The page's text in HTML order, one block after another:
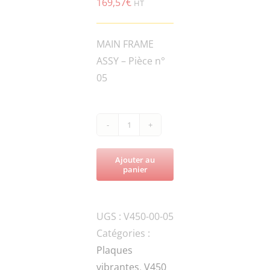
169,57€ HT
MAIN FRAME
ASSY – Pièce n°
05
de
V450-
90P-
EXCITER
SHAFT
Ajouter au
panier
UGS : V450-00-05
Catégories :
Plaques
vibrantes, V450